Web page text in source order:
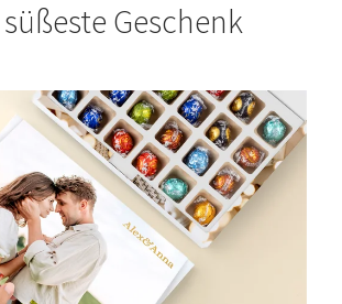
süßeste Geschenk